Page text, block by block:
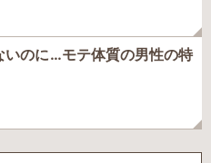
いのに…モテ体質の男性の特